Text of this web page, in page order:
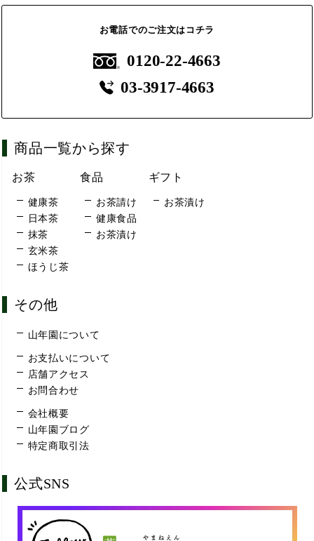
お電話でのご注文はコチラ
0120-22-4663
03-3917-4663
商品一覧から探す
お茶
健康茶
日本茶
抹茶
玄米茶
ほうじ茶
食品
お茶請け
健康食品
お茶漬け
ギフト
お茶漬け
その他
山年園について
お支払いについて
店舗アクセス
お問合わせ
会社概要
山年園ブログ
特定商取引法
公式SNS